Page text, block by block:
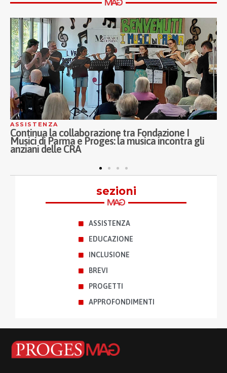
ASSISTENZA
Continua la collaborazione tra Fondazione I
Musici di Parma e Proges: la musica incontra gli
anziani delle CRA
sezioni
ASSISTENZA
EDUCAZIONE
INCLUSIONE
BREVI
PROGETTI
APPROFONDIMENTI